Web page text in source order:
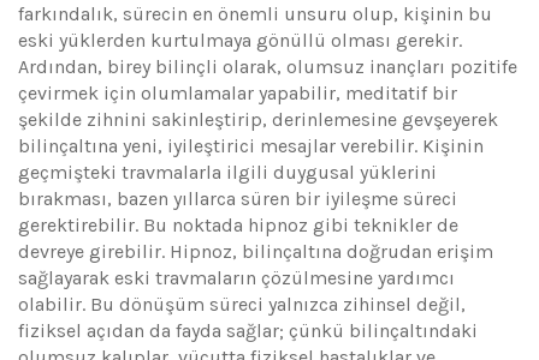
farkındalık, sürecin en önemli unsuru olup, kişinin bu
eski yüklerden kurtulmaya gönüllü olması gerekir.
Ardından, birey bilinçli olarak, olumsuz inançları pozitife
çevirmek için olumlamalar yapabilir, meditatif bir
şekilde zihnini sakinleştirip, derinlemesine gevşeyerek
bilinçaltına yeni, iyileştirici mesajlar verebilir. Kişinin
geçmişteki travmalarla ilgili duygusal yüklerini
bırakması, bazen yıllarca süren bir iyileşme süreci
gerektirebilir. Bu noktada hipnoz gibi teknikler de
devreye girebilir. Hipnoz, bilinçaltına doğrudan erişim
sağlayarak eski travmaların çözülmesine yardımcı
olabilir. Bu dönüşüm süreci yalnızca zihinsel değil,
fiziksel açıdan da fayda sağlar; çünkü bilinçaltındaki